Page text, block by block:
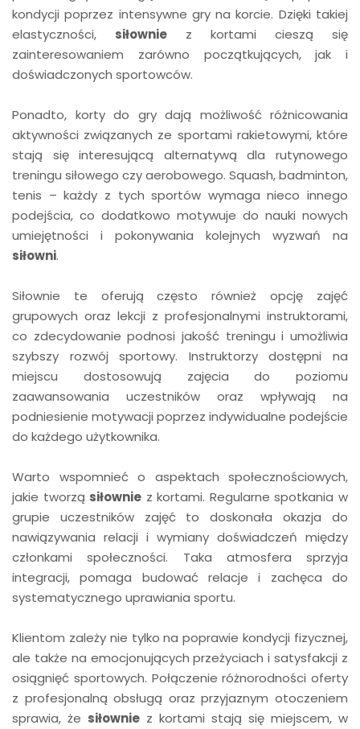
kondycji poprzez intensywne gry na korcie. Dzięki takiej
elastyczności, siłownie z kortami cieszą się
zainteresowaniem zarówno początkujących, jak i
doświadczonych sportowców.
Ponadto, korty do gry dają możliwość różnicowania
aktywności związanych ze sportami rakietowymi, które
stają się interesującą alternatywą dla rutynowego
treningu siłowego czy aerobowego. Squash, badminton,
tenis – każdy z tych sportów wymaga nieco innego
podejścia, co dodatkowo motywuje do nauki nowych
umiejętności i pokonywania kolejnych wyzwań na
siłowni.
Siłownie te oferują często również opcję zajęć
grupowych oraz lekcji z profesjonalnymi instruktorami,
co zdecydowanie podnosi jakość treningu i umożliwia
szybszy rozwój sportowy. Instruktorzy dostępni na
miejscu dostosowują zajęcia do poziomu
zaawansowania uczestników oraz wpływają na
podniesienie motywacji poprzez indywidualne podejście
do każdego użytkownika.
Warto wspomnieć o aspektach społecznościowych,
jakie tworzą siłownie z kortami. Regularne spotkania w
grupie uczestników zajęć to doskonała okazja do
nawiązywania relacji i wymiany doświadczeń między
członkami społeczności. Taka atmosfera sprzyja
integracji, pomaga budować relacje i zachęca do
systematycznego uprawiania sportu.
Klientom zależy nie tylko na poprawie kondycji fizycznej,
ale także na emocjonujących przeżyciach i satysfakcji z
osiągnięć sportowych. Połączenie różnorodności oferty
z profesjonalną obsługą oraz przyjaznym otoczeniem
sprawia, że siłownie z kortami stają się miejscem, w